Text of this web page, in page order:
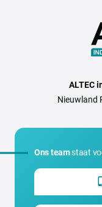
ALTEC
Nieuwland
Ons teamstaat